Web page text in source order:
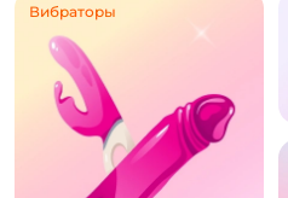
Вибраторы